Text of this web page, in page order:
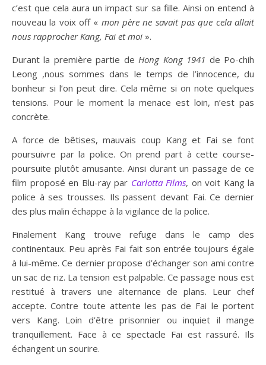
c’est que cela aura un impact sur sa fille. Ainsi on entend à
nouveau la voix off « mon père ne savait pas que cela allait
nous rapprocher Kang, Fai et moi ».
Durant la première partie deHong Kong 1941 de Po-chih
Leong ,nous sommes dans le temps de l’innocence, du
bonheur si l’on peut dire. Cela même si on note quelques
tensions. Pour le moment la menace est loin, n’est pas
concrète.
A force de bêtises, mauvais coup Kang et Fai se font
poursuivre par la police. On prend part à cette course-
poursuite plutôt amusante. Ainsi durant un passage de ce
film proposé en Blu-ray par Carlotta Films, on voit Kang la
police à ses trousses. Ils passent devant Fai. Ce dernier
des plus malin échappe à la vigilance de la police.
Finalement Kang trouve refuge dans le camp des
continentaux. Peu après Fai fait son entrée toujours égale
à lui-même. Ce dernier propose d’échanger son ami contre
un sac de riz. La tension est palpable. Ce passage nous est
restitué à travers une alternance de plans. Leur chef
accepte. Contre toute attente les pas de Fai le portent
vers Kang. Loin d’être prisonnier ou inquiet il mange
tranquillement. Face à ce spectacle Fai est rassuré. Ils
échangent un sourire.